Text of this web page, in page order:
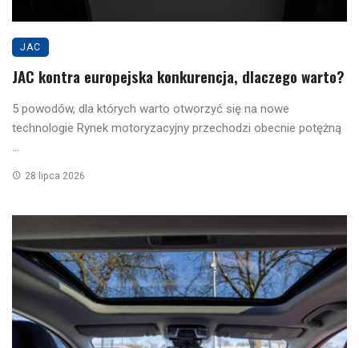
JAC
JAC kontra europejska konkurencja, dlaczego warto?
5 powodów, dla których warto otworzyć się na nowe
technologie Rynek motoryzacyjny przechodzi obecnie potężną
28 lipca 2026